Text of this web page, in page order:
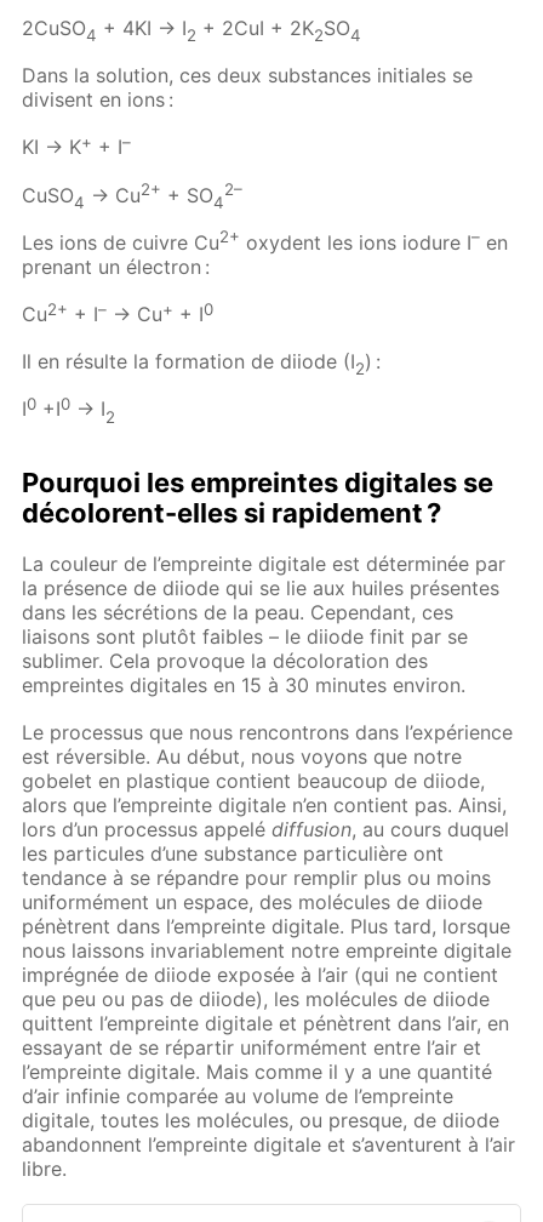
2CuSO4 + 4KI → I2 + 2CuI + 2K2SO4
Dans la solution, ces deux substances initiales se
divisent en ions :
KI → K+ + I–
CuSO4 → Cu2+ + SO4
2–
Les ions de cuivre Cu2+ oxydent les ions iodure I– en
prenant un électron :
Cu2+ + I– → Cu+ + I0
Il en résulte la formation de diiode (I2) :
I0 +I0 → I2
Pourquoi les empreintes digitales se
décolorent-elles si rapidement ?
La couleur de l’empreinte digitale est déterminée par
la présence de diiode qui se lie aux huiles présentes
dans les sécrétions de la peau. Cependant, ces
liaisons sont plutôt faibles – le diiode finit par se
sublimer. Cela provoque la décoloration des
empreintes digitales en 15 à 30 minutes environ.
Le processus que nous rencontrons dans l’expérience
est réversible. Au début, nous voyons que notre
gobelet en plastique contient beaucoup de diiode,
alors que l’empreinte digitale n’en contient pas. Ainsi,
lors d’un processus appelédiffusion, au cours duquel
les particules d’une substance particulière ont
tendance à se répandre pour remplir plus ou moins
uniformément un espace, des molécules de diiode
pénètrent dans l’empreinte digitale. Plus tard, lorsque
nous laissons invariablement notre empreinte digitale
imprégnée de diiode exposée à l’air (qui ne contient
que peu ou pas de diiode), les molécules de diiode
quittent l’empreinte digitale et pénètrent dans l’air, en
essayant de se répartir uniformément entre l’air et
l’empreinte digitale. Mais comme il y a une quantité
d’air infinie comparée au volume de l’empreinte
digitale, toutes les molécules, ou presque, de diiode
abandonnent l’empreinte digitale et s’aventurent à l’air
libre.